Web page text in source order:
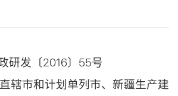
研发〔2016〕55号
辖市和计划单列市、新疆生产建